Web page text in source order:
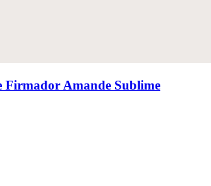
Firmador Amande Sublime